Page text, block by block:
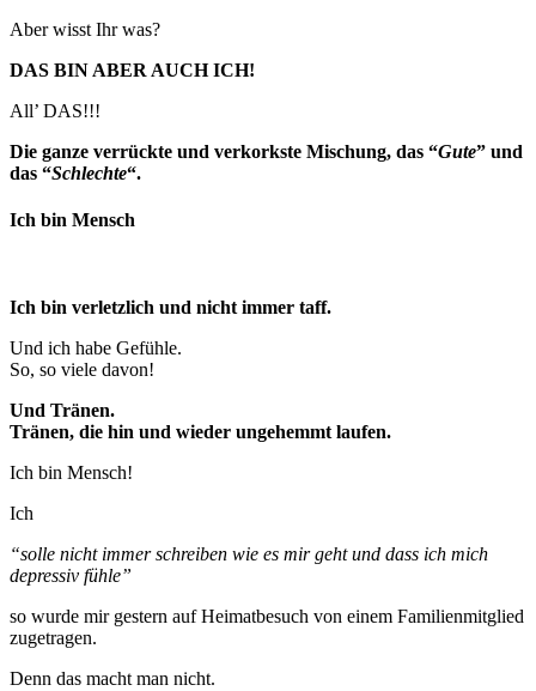
Aber wisst Ihr was?
DAS BIN ABER AUCH ICH!
All’ DAS!!!
Die ganze verrückte und verkorkste Mischung, das “Gute” und
das “Schlechte“.
Ich bin Mensch
Ich bin verletzlich und nicht immer taff.
Und ich habe Gefühle.
So, so viele davon!
Und Tränen.
Tränen, die hin und wieder ungehemmt laufen.
Ich bin Mensch!
Ich
“solle nicht immer schreiben wie es mir geht und dass ich mich
depressiv fühle”
so wurde mir gestern auf Heimatbesuch von einem Familienmitglied
zugetragen.
Denn das macht man nicht.